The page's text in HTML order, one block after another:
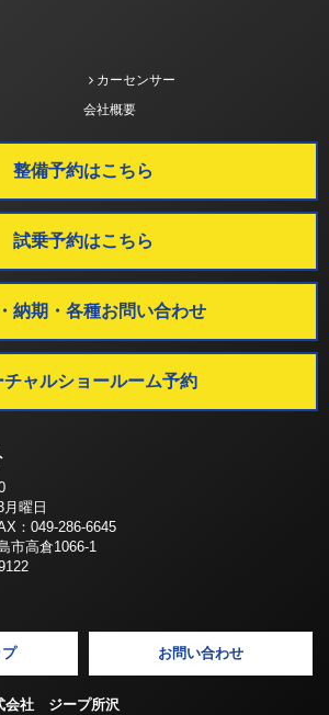
カーセンサー
会社概要
整備予約はこちら
試乗予約はこちら
納期・各種お問い合わせ
チャルショールーム予約
曜日
：049-286-6645
市高倉1066-1
お問い合わせ
会社 ジープ所沢